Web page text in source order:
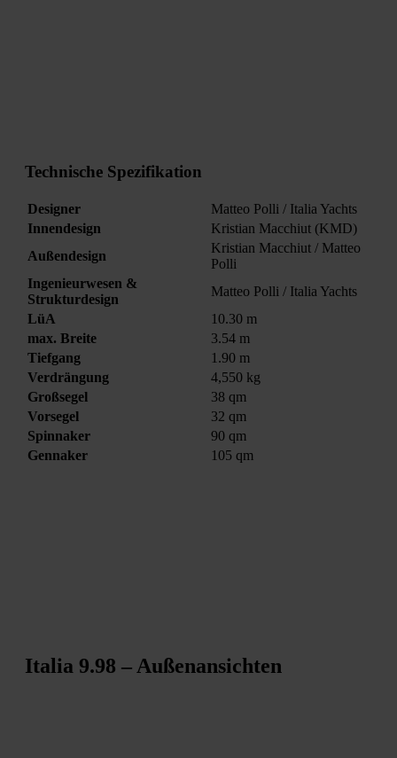
Technische Spezifikation
Designer
Matteo Polli / Italia Yachts
Innendesign
Kristian Macchiut (KMD)
Außendesign
Kristian Macchiut / Matteo
Polli
Ingenieurwesen &
Strukturdesign
Matteo Polli / Italia Yachts
LüA
10.30 m
max. Breite
3.54 m
Tiefgang
1.90 m
Verdrängung
4,550 kg
Großsegel
38 qm
Vorsegel
32 qm
Spinnaker
90 qm
Gennaker
105 qm
Italia 9.98 – Außenansichten